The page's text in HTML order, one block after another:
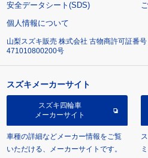
安全データシート(SDS)
個人情報について
山梨スズキ販売 株式会社 古物商許可証番
471010800200号
スズキメーカーサイト
スズキ四輪車
メーカーサイト
車種の詳細などメーカー情報をご覧
いただける、メーカーサイトです。